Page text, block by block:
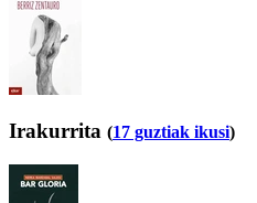
Irakurrita (17 guztiak ikusi)